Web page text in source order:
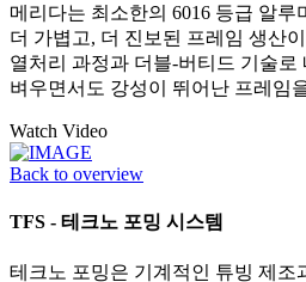
메리다는 최소한의 6016 등급 알루
더 가볍고, 더 진보된 프레임 생산
열처리 과정과 더블-버티드 기술로
벼우면서도 강성이 뛰어난 프레임
Watch Video
Back to overview
TFS - 테크노 포밍 시스템
테크노 포밍은 기계적인 튜빙 제조